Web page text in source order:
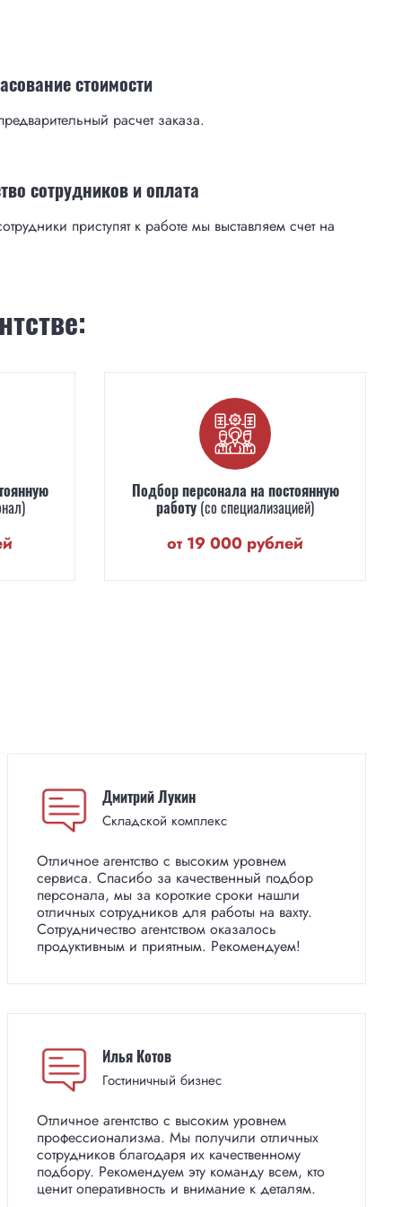
стоимости
расчет заказа.
сотрудников и оплата
приступят к работе мы выставляем счет на
Подбор персонала на постоянную
работу (со специализацией)
от 19 000 рублей
Дмитрий Лукин
Складской комплекс
Отличное агентство с высоким уровнем
сервиса. Спасибо за качественный подбор
персонала, мы за короткие сроки нашли
отличных сотрудников для работы на вахту.
Сотрудничество агентством оказалось
продуктивным и приятным. Рекомендуем!
Илья Котов
Гостиничный бизнес
Отличное агентство с высоким уровнем
профессионализма. Мы получили отличных
сотрудников благодаря их качественному
подбору. Рекомендуем эту команду всем, кто
ценит оперативность и внимание к деталям.